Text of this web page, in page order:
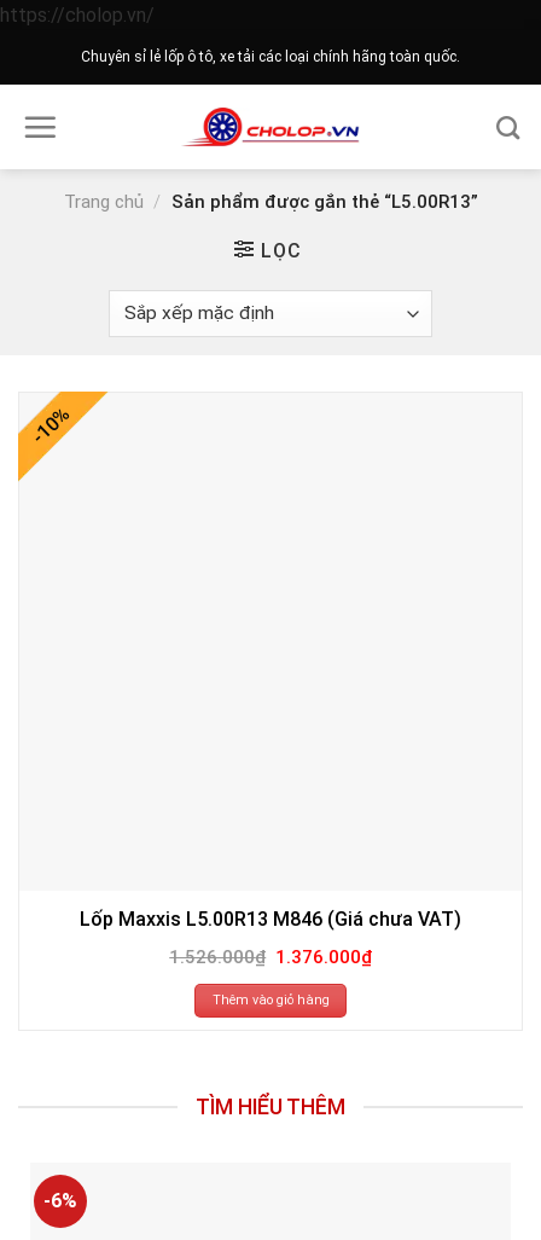
https://cholop.vn/
to
Chuyên sỉ lẻ lốp ô tô, xe tải các loại chính hãng toàn quốc.
Trang chủ / Sản phẩm được gắn thẻ “L5.00R13”
LỌC
-10%
Lốp Maxxis L5.00R13 M846 (Giá chưa VAT)
1.526.000₫ Giá
gốc
là:
1.526.000₫.
1.376.000₫Giá
hiện
Thêm vào giỏ hàng
TÌM HIỂU THÊM
-6%